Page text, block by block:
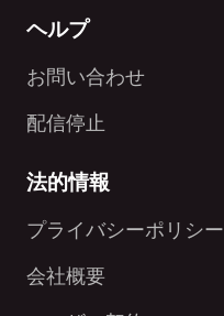
ヘルプ
お問い合わせ
配信停止
法的情報
プライバシーポリシー
会社概要